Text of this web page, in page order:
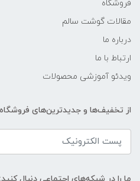
فروشگاه
مقالات گوشت سالم
درباره ما
ارتباط با ما
ویدئو آموزشی محصولات
از تخفیف‌ها و جدیدترین‌های